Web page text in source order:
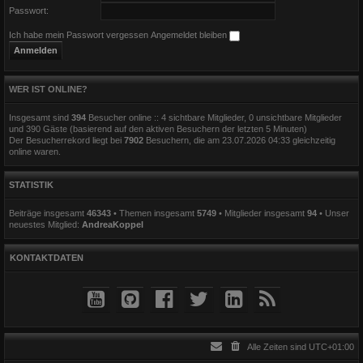
Passwort:
Ich habe mein Passwort vergessen Angemeldet bleiben
WER IST ONLINE?
Insgesamt sind 394 Besucher online :: 4 sichtbare Mitglieder, 0 unsichtbare Mitglieder
und 390 Gäste (basierend auf den aktiven Besuchern der letzten 5 Minuten)
Der Besucherrekord liegt bei 7902 Besuchern, die am 23.07.2026 04:33 gleichzeitig
online waren.
STATISTIK
Beiträge insgesamt 46343 • Themen insgesamt 5749 • Mitglieder insgesamt 94 • Unser
neuestes Mitglied: AndreaKoppel
KONTAKTDATEN
Alle Zeiten sind UTC+01:00